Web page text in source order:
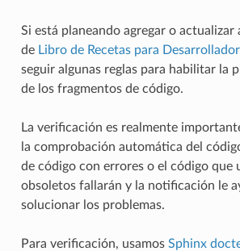
Si está planeando agregar o actualizar
de Libro de Recetas para
seguir algunas reglas para habilitar la
de los fragmentos de código.
La verificación es realmente
la comprobación automática del
de código con errores o el código que
obsoletos fallarán y la notificación le
solucionar los problemas.
Para verificación, usamos Sphinx